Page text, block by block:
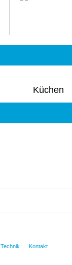
Küchen
Technik Kontakt